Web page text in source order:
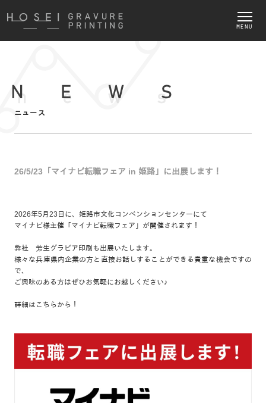
MENU
ニュース
26/5/23「マイナビ転職フェア in 姫路」に出展します！
2026年5月23日に、姫路市文化コンベンションセンターにて
マイナビ様主催「マイナビ転職フェア」が開催されます！
弊社 芳生グラビア印刷も出展いたします。
様々な兵庫県内企業の方と直接お話しすることができる貴重な機会ですの
で、
ご興味のある方はぜひお気軽にお越しください♪
詳細は こちらから！